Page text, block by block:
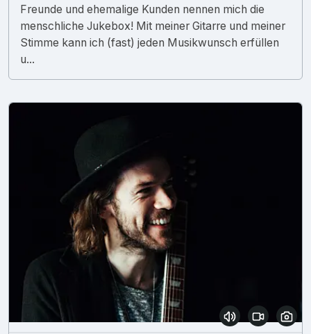
Freunde und ehemalige Kunden nennen mich die
menschliche Jukebox! Mit meiner Gitarre und meiner
Stimme kann ich (fast) jeden Musikwunsch erfüllen
u...